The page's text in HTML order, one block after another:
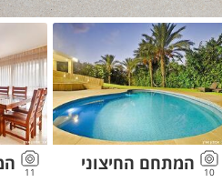
10 המתחם החיצוני 11